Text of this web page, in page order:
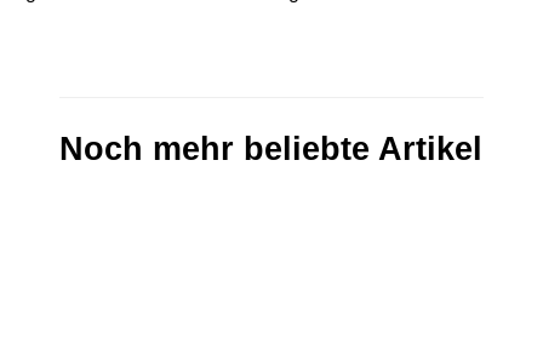
Noch mehr beliebte Artikel